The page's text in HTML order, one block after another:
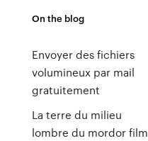
On the blog
Envoyer des fichiers
volumineux par mail
gratuitement
La terre du milieu
lombre du mordor film